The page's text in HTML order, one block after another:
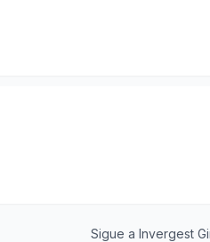
Sigue a Invergest